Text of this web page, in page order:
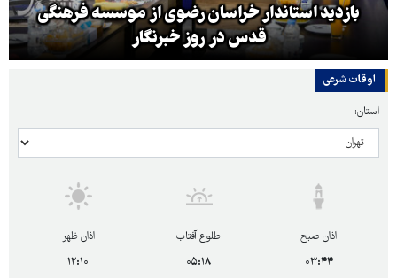
بازدید استاندار خراسان رضوی از موسسه فرهنگی
قدس در روز خبرنگار
اوقات شرعی
استان:
اذان صبح
۰۳:۴۴
طلوع آفتاب
۰۵:۱۸
اذان ظهر
۱۲:۱۰